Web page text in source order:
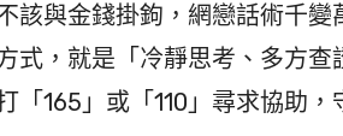
該與金錢掛鉤，網戀話術千
式，就是「冷靜思考、多方
「165」或「110」尋求協助，